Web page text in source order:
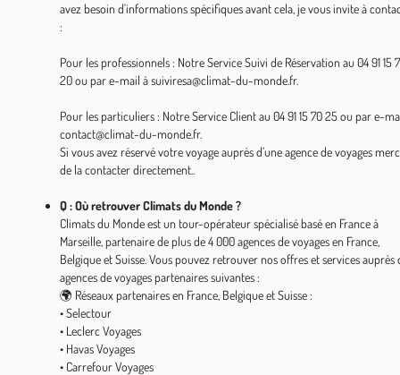
avez besoin d'informations spécifiques avant cela, je vous invite à
:
Pour les professionnels : Notre Service Suivi de Réservation au 04 91 15
20 ou par e-mail à suiviresa@climat-du-monde.fr.
Pour les particuliers : Notre Service Client au 04 91 15 70 25 ou par e-
contact@climat-du-monde.fr.
Si vous avez réservé votre voyage auprès d’une agence de voyages
de la contacter directement..
Q : Où retrouver Climats du Monde ?
Climats du Monde est un tour-opérateur spécialisé basé en France à
Marseille, partenaire de plus de 4 000 agences de voyages en France,
Belgique et Suisse. Vous pouvez retrouver nos offres et services auprès
agences de voyages partenaires suivantes :
🌍 Réseaux partenaires en France, Belgique et Suisse :
• Selectour
• Leclerc Voyages
• Havas Voyages
• Carrefour Voyages